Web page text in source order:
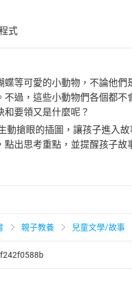
式
等可愛的小動物，不論他
過，這些小動物們各個都
要領又是什麼呢？
動搶眼的插圖，讓孩子進入
出思考重點，並提醒孩子
親子教養 兒童文學/故事